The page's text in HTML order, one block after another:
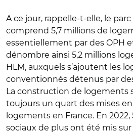
A ce jour, rappelle-t-elle, le parc
comprend 5,7 millions de
essentiellement par des OPH
dénombre ainsi 5,2 millions
HLM, auxquels s’ajoutent les
conventionnés détenus par
La construction de logements
toujours un quart des mises
logements en France. En
sociaux de plus ont été mis